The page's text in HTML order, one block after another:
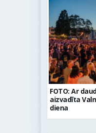
FOTO: Ar
aizvadīta
diena